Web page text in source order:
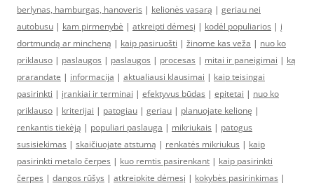
berlynas, hamburgas, hanoveris | kelionės vasarą | geriau nei
autobusu | kam pirmenybė | atkreipti dėmesį | kodėl populiarios | į
dortmundą ar mincheną | kaip pasiruošti | žinome kas veža | nuo ko
priklauso | paslaugos | paslaugos | procesas | mitai ir paneigimai | ką
prarandate | informacija | aktualiausi klausimai | kaip teisingai
pasirinkti | įrankiai ir terminai | efektyvus būdas | epitetai | nuo ko
priklauso | kriterijai | patogiau | geriau | planuojate kelionę |
renkantis tiekėją | populiari paslauga | mikriukais | patogus
susisiekimas | skaičiuojate atstumą | renkatės mikriukus | kaip
pasirinkti metalo čerpes | kuo remtis pasirenkant | kaip pasirinkti
čerpes | dangos rūšys | atkreipkite dėmesį | kokybės pasirinkimas |